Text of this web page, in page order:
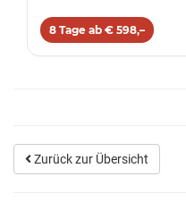
8 Tage ab € 598,–
Zurück zur Übersicht